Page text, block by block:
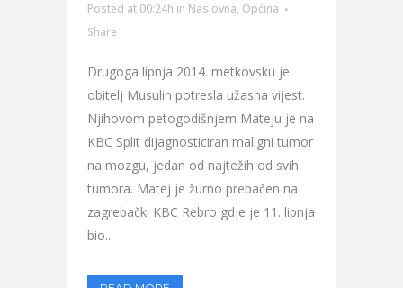
Posted at 00:24h in Naslovna, Općina
Share
Drugoga lipnja 2014. metkovsku je
obitelj Musulin potresla užasna vijest.
Njihovom petogodišnjem Mateju je na
KBC Split dijagnosticiran maligni tumor
na mozgu, jedan od najtežih od svih
tumora. Matej je žurno prebačen na
zagrebački KBC Rebro gdje je 11. lipnja
bio...